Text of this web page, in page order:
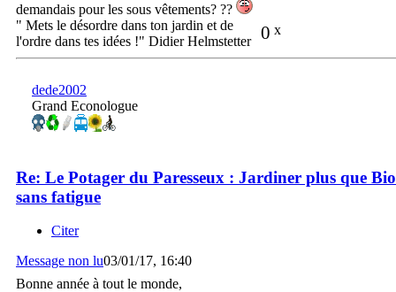
demandais pour les sous vêtements? ??
0 x
" Mets le désordre dans ton jardin et de
l'ordre dans tes idées !" Didier Helmstetter
dede2002
Grand Econologue
Re: Le Potager du Paresseux : Jardiner plus que Bio
sans fatigue
Citer
Message non lu03/01/17, 16:40
Bonne année à tout le monde,